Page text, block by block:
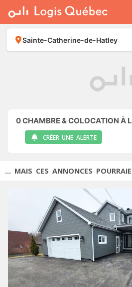
À LOUER
À VENDRE
PLACER UNE ANNONCE
Sainte-Catherine-de-Hatley
0CHAMBRE & COLOCATION À LOUER À
CRÉER UNE ALERTE
... MAIS CES ANNONCES